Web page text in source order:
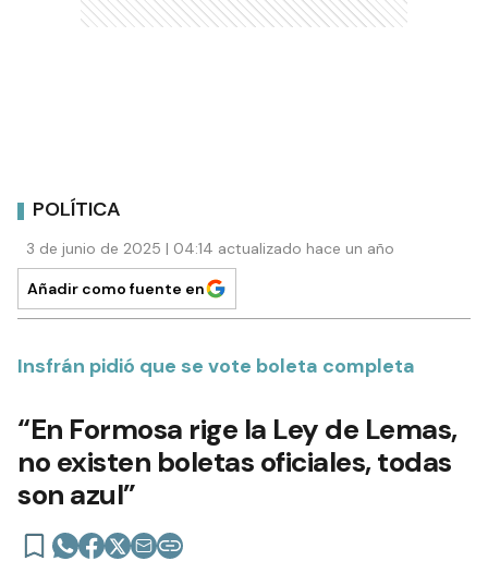
POLÍTICA
3 de junio de 2025 | 04:14 actualizado hace un año
Añadir como fuente en
Insfrán pidió que se vote boleta completa
“En Formosa rige la Ley de Lemas,
no existen boletas oficiales, todas
son azul”